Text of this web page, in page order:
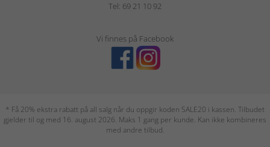
Tel: 69 21 10 92
Vi finnes på Facebook
* Få 20% ekstra rabatt på all salg når du oppgir koden SALE20 i kassen. Tilbudet
gjelder til og med 16. august 2026. Maks 1 gang per kunde. Kan ikke kombineres
med andre tilbud.